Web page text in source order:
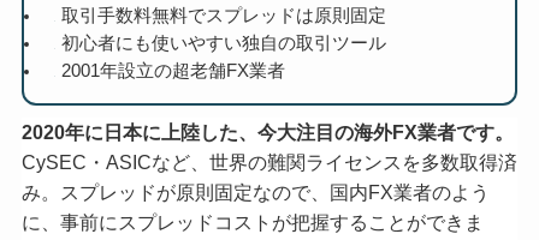
取引手数料無料でスプレッドは原則固定
初心者にも使いやすい独自の取引ツール
2001年設立の超老舗FX業者
2020年に日本に上陸した、今大注目の海外FX業者です。
CySEC・ASICなど、世界の難関ライセンスを多数取得済
み。スプレッドが原則固定なので、国内FX業者のよう
に、事前にスプレッドコストが把握することができま